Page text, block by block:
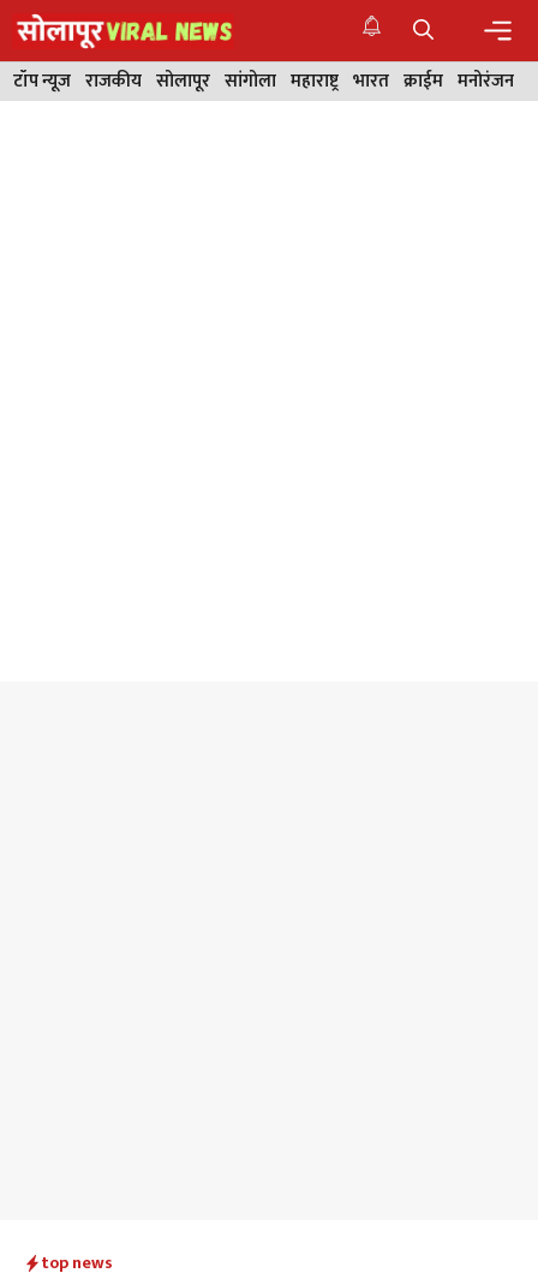
Skip
to
content
टॉप न्यूज राजकीय सोलापूर सांगोला महाराष्ट्र भारत क्राईम मनोरंजन
top news